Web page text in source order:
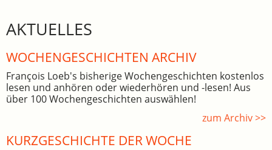
AKTUELLES
WOCHEN­GE­SCHICHTEN ARCHIV
François Loeb's bisherige Wochengeschichten kostenlos
lesen und anhören oder wiederhören und -lesen! Aus
über 100 Wochengeschichten auswählen!
zum Archiv >>
KURZGESCHICHTE DER WOCHE